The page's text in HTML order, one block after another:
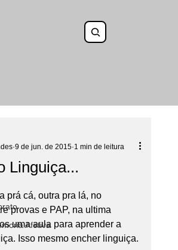
Afetiva
Linguiça...
9 de jun. de 2015 1 min de leitura
NaN de 5 estrelas.
prá cá, outra pra lá, no
provas e PAP, na ultima
uma aula para aprender a
Isso mesmo encher linguiça.